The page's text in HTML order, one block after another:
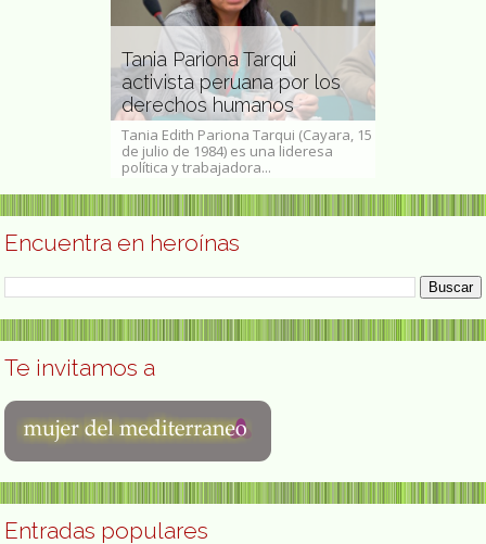
peruana por los
Pariona Tarqui (Cayara, 15
1984) es una lideresa
María Martínez ceramista
María Montoya Martínez, de
nacimiento Maria Poveka Montoya
Martinez ( San Ildefonso...
Encuentra en heroínas
Te invitamos a
Entradas populares